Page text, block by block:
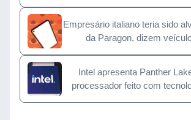
Empresário italiano teria sido
da Paragon, dizem
Intel apresenta Panther
processador feito com